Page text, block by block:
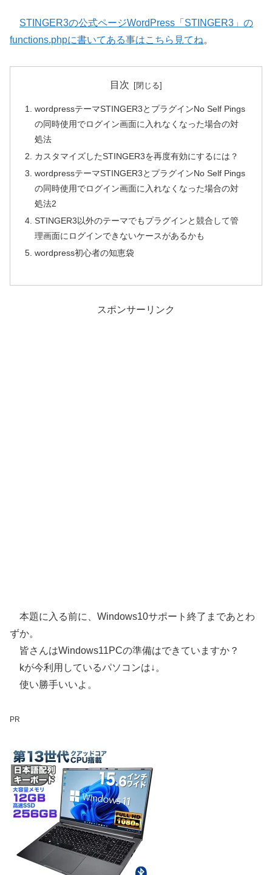
STINGER3の公式ページWordPress「STINGER3」の
functions.phpに書いてある事はこちら見てね。
目次
wordpressテーマSTINGER3とプラグインNo Self Pings
の同時使用でログイン画面に入れなくなった場合の対
処法
カスタマイズしたSTINGER3を再度有効にするには？
wordpressテーマSTINGER3とプラグインNo Self Pings
の同時使用でログイン画面に入れなくなった場合の対
処法2
STINGER3以外のテーマでもプラグインと競合して管
理画面にログインできないケースがあるかも
wordpress初心者の知恵袋
スポンサーリンク
本題に入る前に、Windows10サポート終了まであとわ
ずか。
皆さんはWindows11PCの準備はできていますか？
kが今利用しているパソコンは↓。
使い勝手いいよ。
PR